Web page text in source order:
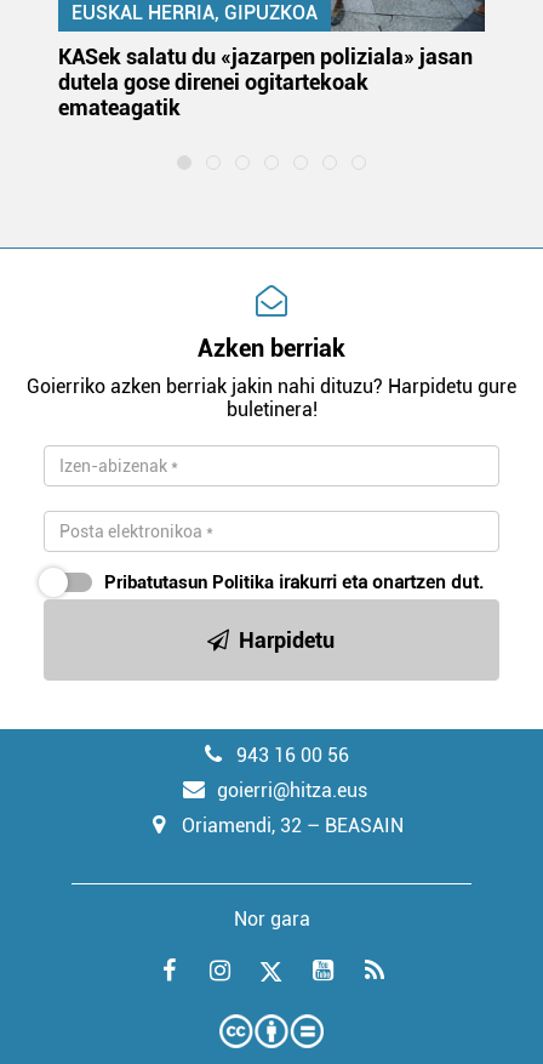
EUSKAL HERRIA, GIPUZKOA
KASek salatu du «jazarpen poliziala» jasan
dutela gose direnei ogitartekoak
emateagatik
Azken berriak
Goierriko azken berriak jakin nahi dituzu? Harpidetu gure
buletinera!
Pribatutasun Politika irakurri eta onartzen dut.
Harpidetu
943 16 00 56
goierri@hitza.eus
Oriamendi, 32 – BEASAIN
Nor gara